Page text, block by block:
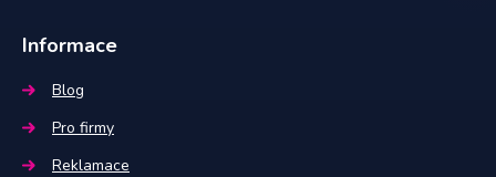
Informace
Blog
Pro firmy
Reklamace